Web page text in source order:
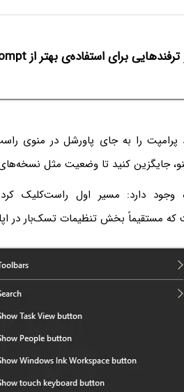
پرامپت را به جای پاورشل در منوی
جایگزین کنید تا وضعیت مثل
وجود دارد: مسیر اول راست‌کلیک
که مستقیماً بخش تنظیمات تسک‌بار در